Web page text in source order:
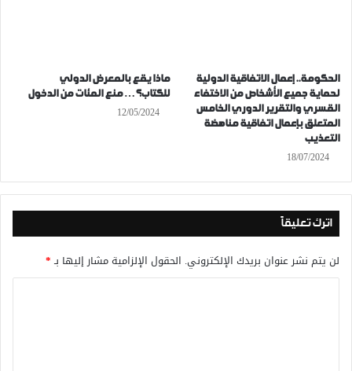
الحكومة.. إعمال الاتفاقية الدولية
لحماية جميع الأشخاص من الاختفاء
القسري والتقرير الدوري الخامس
المتعلق بإعمال اتفاقية مناهضة
التعذيب
18/07/2024
ماذا يقع بالمعرض الدولي
للكتاب؟… منع المئات من الدخول
12/05/2024
اترك تعليقاً
لن يتم نشر عنوان بريدك الإلكتروني. الحقول الإلزامية مشار إليها بـ*